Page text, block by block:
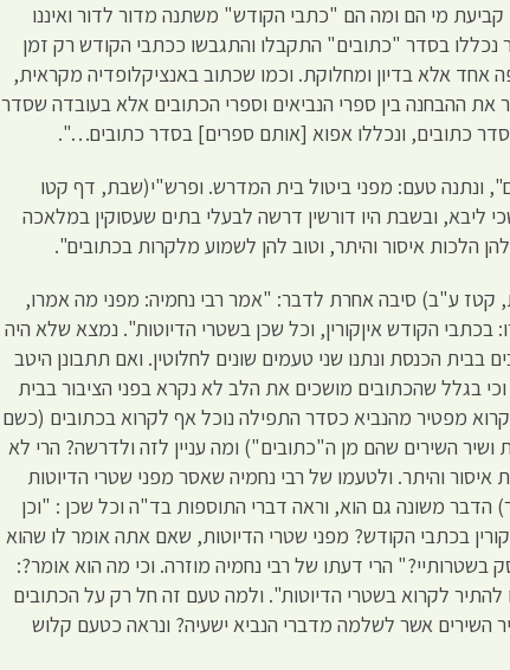
מי הם ומה הם "כתבי הקודש" משתנה מדור לדור ואיננו
בסדר "כתובים" התקבלו והתגבשו ככתבי הקודש רק זמן
אלא בדיון ומחלוקת. וכמו שכתוב באנציקלופדיה מקראית,
392: "אין להסביר את ההבחנה בין ספרי הנביאים וספרי הכתובים אלא בעובדה שסדר
כתובים, ונכללו אפוא [אותם ספרים] בסדר כתובים…".
ונתנה טעם: מפני ביטול בית המדרש. ופרש"י(שבת, דף קטו
ובשבת היו דורשין דרשה לבעלי בתים שעסוקין במלאכה
הלכות איסור והיתר, וטוב להן לשמוע מלקרות בכתובים".
קטז ע"ב) סיבה אחרת לדבר: "אמר רבי נחמיה: מפני מה אמרו,
בכתבי הקודש איןקורין, וכל שכן בשטרי הדיוטות". נמצא שלא היה
בבית הכנסת ונתנו שני טעמים שונים לחלוטין. ואם תתבונן היטב
בגלל שהכתובים מושכים את הלב לא נקרא בפני הציבור בבית
מפטיר מהנביא כסדר התפילה נוכל אף לקרוא בכתובים (כשם
ושיר השירים שהם מן ה"כתובים") ומה עניין לזה ולדרשה? הרי לא
והיתר. ולטעמו של רבי נחמיה שאסר מפני שטרי הדיוטות
משונה גם הוא, וראה דברי התוספות בד"ה וכל שכן : "וכן
בכתבי הקודש? מפני שטרי הדיוטות, שאם אתה אומר לו שהוא
הרי דעתו של רבי נחמיה מוזרה. וכי מה הוא אומר?:
להתיר לקרוא בשטרי הדיוטות". ולמה טעם זה חל רק על הכתובים
השירים אשר לשלמה מדברי הנביא ישעיה? ונראה כטעם קלוש